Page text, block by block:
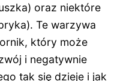
oraz niektóre
Te warzywa
który może
i negatywnie
tak się dzieje i jak